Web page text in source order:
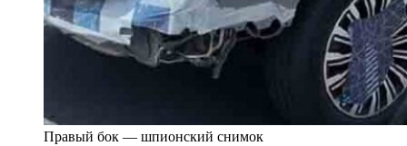
Правый бок — шпионский снимок